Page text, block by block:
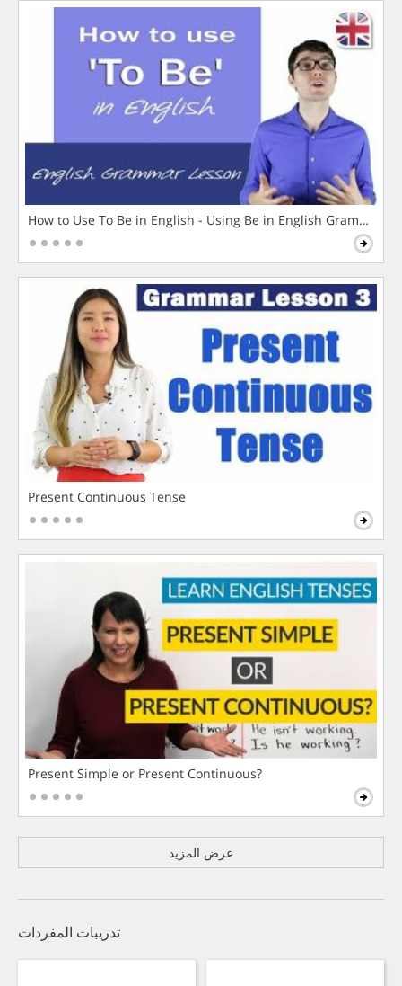
How to Use To Be in English - Using Be in English Grammar
Present Continuous Tense
Present Simple or Present Continuous?
عرض المزيد
تدريبات المفردات